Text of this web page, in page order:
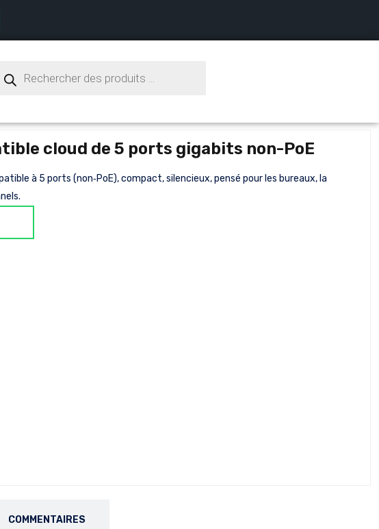
cloud de 5 ports gigabits non-PoE
à 5 ports (non‑PoE), compact, silencieux, pensé pour les bureaux, la
COMMENTAIRES